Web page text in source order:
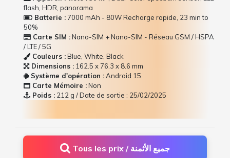
flash, HDR, panorama
Batterie : 7000 mAh - 80W Recharge rapide, 23 min to
50%
Carte SIM :Nano-SIM + Nano-SIM - Réseau GSM / HSPA
/ LTE / 5G
Couleurs :Blue, White, Black
Dimensions : 162.5 x 76.3 x 8.6 mm
Système d'opération :Android 15
Carte Mémoire :Non
Poids : 212 g / Date de sortie : 25/02/2025
Tous les prix / جميع الأثمنة